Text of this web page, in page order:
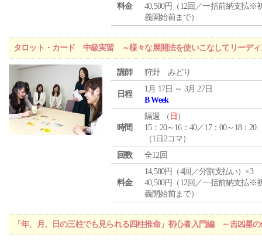
料金
40,500円（12回／一括前納支払※
義開始前まで）
タロット・カード 中級実習 ～様々な展開法を使いこなしてリーディ
講師 狩野 みどり
日程
1月 17日 ～ 3月 27日
B Week
時間
隔週 （ 日 ）
15：20～16：40／17：00～18：20
（1日2コマ）
回数
全12回
料金
14,580円（4回／分割支払い）×3
40,500円（12回／一括前納支払※
義開始前まで）
「年、月、日の三柱でも見られる四柱推命」初心者入門編 ～吉凶星